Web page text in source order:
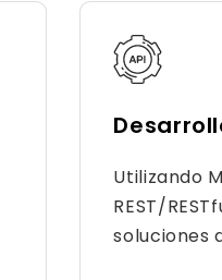
Utilizando
REST/
soluciones